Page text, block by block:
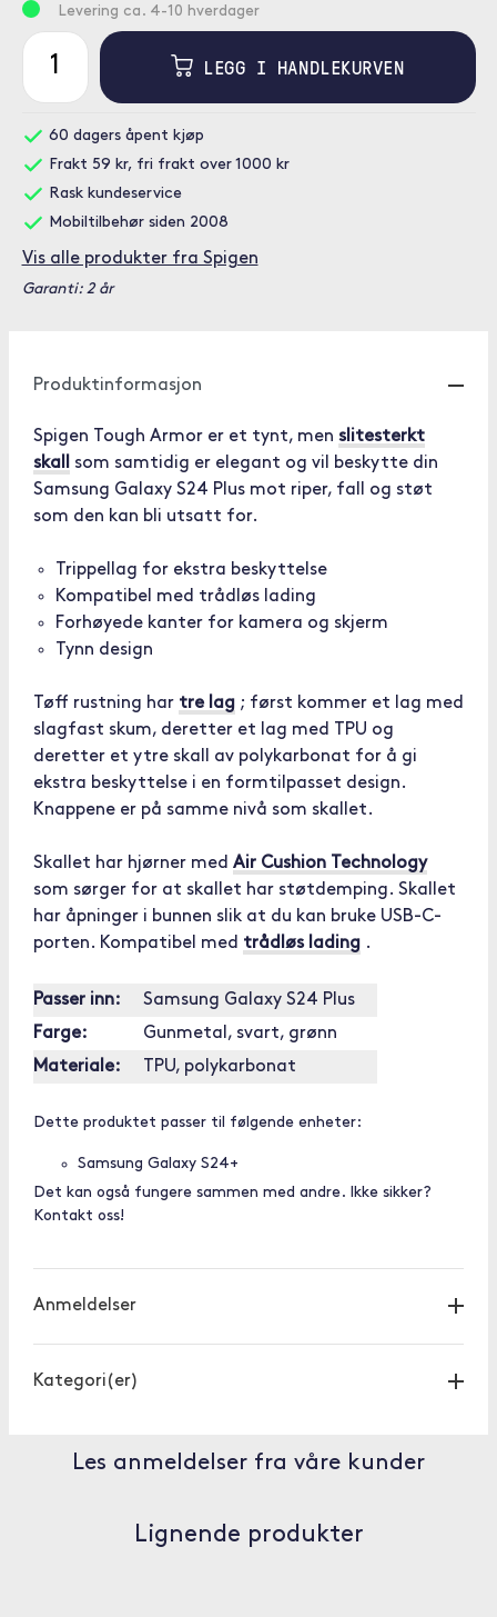
Levering ca. 4-10 hverdager
LEGG I HANDLEKURVEN
60 dagers åpent kjøp
Frakt 59 kr, fri frakt over 1000 kr
Rask kundeservice
Mobiltilbehør siden 2008
Vis alle produkter fra Spigen
Garanti: 2 år
Produktinformasjon
Spigen Tough Armor er et tynt, men slitesterkt
skall
som samtidig er elegant og vil beskytte din
Samsung Galaxy S24 Plus mot riper, fall og støt
som den kan bli utsatt for.
Trippellag for ekstra beskyttelse
Kompatibel med trådløs lading
Forhøyede kanter for kamera og skjerm
Tynn design
Tøff rustning har tre lag ; først kommer et lag med
slagfast skum, deretter et lag med TPU og
deretter et ytre skall av polykarbonat for å gi
ekstra beskyttelse i en formtilpasset design.
Knappene er på samme nivå som skallet.
Skallet har hjørner med Air Cushion Technology
som sørger for at skallet har støtdemping. Skallet
har åpninger i bunnen slik at du kan bruke USB-C-
porten. Kompatibel med trådløs lading .
Passer inn:
Samsung Galaxy S24 Plus
Farge:
Gunmetal, svart, grønn
Materiale:
TPU, polykarbonat
Dette produktet passer til følgende enheter:
Samsung Galaxy S24+
Det kan også fungere sammen med andre. Ikke sikker?
Kontakt oss!
Anmeldelser
Kategori(er)
Les anmeldelser fra våre kunder
Lignende produkter